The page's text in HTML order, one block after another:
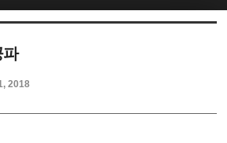
파
2018
스케치북5